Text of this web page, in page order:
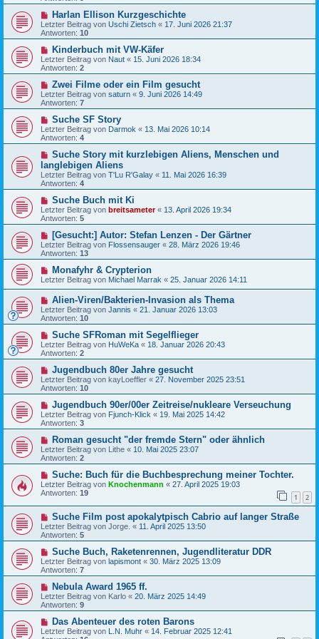
Harlan Ellison Kurzgeschichte
Letzter Beitrag von Uschi Zietsch « 17. Juni 2026 21:37
Antworten: 10
Kinderbuch mit VW-Käfer
Letzter Beitrag von Naut « 15. Juni 2026 18:34
Antworten: 2
Zwei Filme oder ein Film gesucht
Letzter Beitrag von saturn « 9. Juni 2026 14:49
Antworten: 7
Suche SF Story
Letzter Beitrag von Darmok « 13. Mai 2026 10:14
Antworten: 4
Suche Story mit kurzlebigen Aliens, Menschen und
langlebigen Aliens
Letzter Beitrag von T'Lu R'Galay « 11. Mai 2026 16:39
Antworten: 4
Suche Buch mit Ki
Letzter Beitrag von breitsameter« 13. April 2026 19:34
Antworten: 5
[Gesucht:] Autor: Stefan Lenzen - Der Gärtner
Letzter Beitrag von Flossensauger « 28. März 2026 19:46
Antworten: 13
Monafyhr & Crypterion
Letzter Beitrag von Michael Marrak « 25. Januar 2026 14:11
Alien-Viren/Bakterien-Invasion als Thema
Letzter Beitrag von Jannis « 21. Januar 2026 13:03
Antworten: 10
Suche SFRoman mit Segelflieger
Letzter Beitrag von HuWeKa « 18. Januar 2026 20:43
Antworten: 2
Jugendbuch 80er Jahre gesucht
Letzter Beitrag von kayLoeffler « 27. November 2025 23:51
Antworten: 10
Jugendbuch 90er/00er Zeitreise/nukleare Verseuchung
Letzter Beitrag von Fjunch-Klick « 19. Mai 2025 14:42
Antworten: 3
Roman gesucht "der fremde Stern" oder ähnlich
Letzter Beitrag von Lithe « 10. Mai 2025 23:07
Antworten: 2
Suche: Buch für die Buchbesprechung meiner Tochter.
Letzter Beitrag von Knochenmann « 27. April 2025 19:03
Antworten: 19 1 2
Suche Film post apokalytpisch Cabrio auf langer Straße
Letzter Beitrag von Jorge. « 11. April 2025 13:50
Antworten: 5
Suche Buch, Raketenrennen, Jugendliteratur DDR
Letzter Beitrag von lapismont « 30. März 2025 13:09
Antworten: 7
Nebula Award 1965 ff.
Letzter Beitrag von Karlo « 20. März 2025 14:49
Antworten: 9
Das Abenteuer des roten Barons
Letzter Beitrag von L.N. Muhr « 14. Februar 2025 12:41